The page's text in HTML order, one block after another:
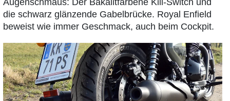
die schwarz glänzende Gabelbrücke. Royal Enfield
beweist wie immer Geschmack, auch beim Cockpit.